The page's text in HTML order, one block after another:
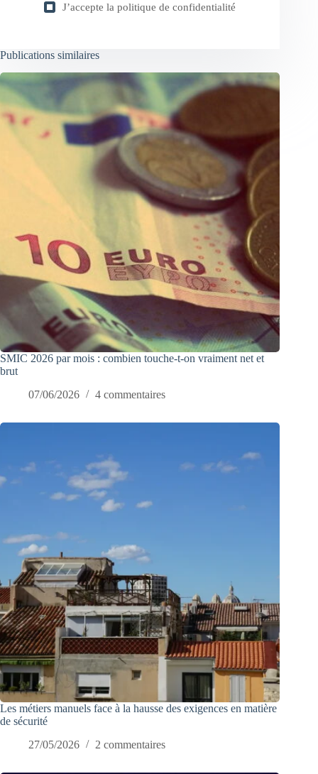
J’accepte la politique de confidentialité
Publications similaires
SMIC 2026 par mois : combien touche-t-on vraiment net et
brut
07/06/2026
4 commentaires
Les métiers manuels face à la hausse des exigences en matière
de sécurité
27/05/2026
2 commentaires